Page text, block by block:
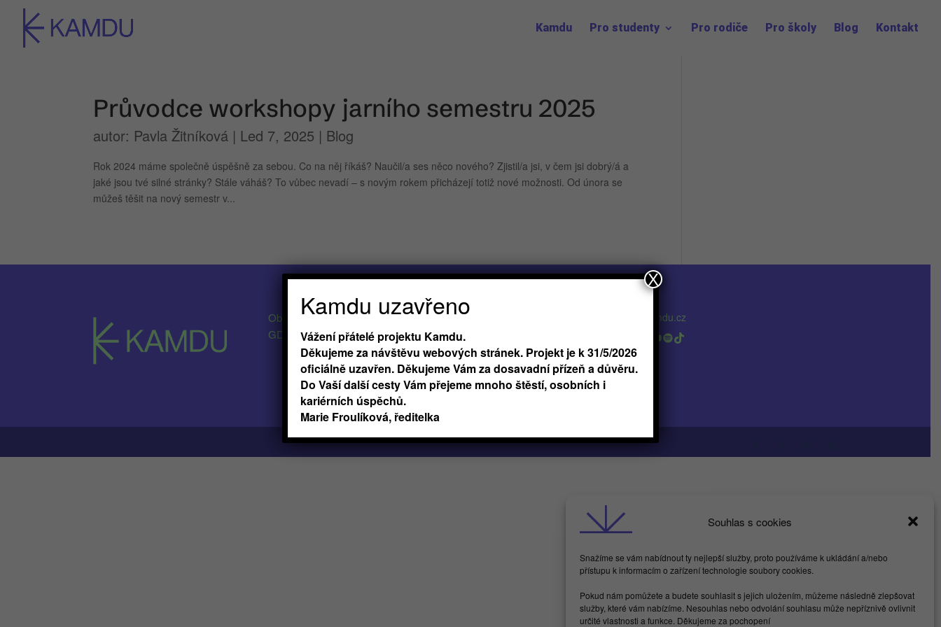
Souhlas s cookies
Snažíme se vám nabídnout ty nejlepší služby, proto používáme k ukládání a/nebo
přístupu k informacím o zařízení technologie soubory cookies.
Pokud nám pomůžete a budete souhlasit s jejich uložením, můžeme následně zlepšovat
služby, které vám nabízíme. Nesouhlas nebo odvolání souhlasu může nepříznivě ovlivnit
určité vlastnosti a funkce. Děkujeme za pochopení
Kamdu Pro studenty Pro rodiče Pro školy Blog Kontakt
Průvodce workshopy jarního semestru 2025
autor: Pavla Žitníková| Led 7, 2025 | Blog
Rok 2024 máme společně úspěšně za sebou. Co na něj říkáš? Naučil/a ses něco nového? Zjistil/a jsi, v čem jsi dobrý/á a
jaké jsou tvé silné stránky? Stále váháš? To vůbec nevadí – s novým rokem přicházejí totiž nové možnosti. Od února se
můžeš těšit na nový semestr v...
Obchodní podmínky
GDPR
Butterflies For Future, z.ú.
Londýnská 254/7, Vinohrady
Praha 2 120 00
IČ 17615755
info@kamdu.cz
Facebook
LinkedIn
Instagram
YouTube
Spotify
TikTok
Kamdu uzavřeno
Vážení přátelé projektu Kamdu.
Děkujeme za návštěvu webových stránek. Projekt je k 31/5/2026
oficiálně uzavřen. Děkujeme Vám za dosavadní přízeň a důvěru.
Do Vaší další cesty Vám přejeme mnoho štěstí, osobních i
kariérních úspěchů.
Marie Froulíková, ředitelka
X